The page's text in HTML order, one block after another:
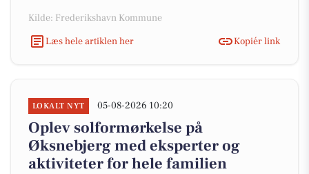
Kilde: Frederikshavn Kommune
Læs hele artiklen her
Kopiér link
LOKALT NYT 05-08-2026 10:20
Oplev solformørkelse på
Øksnebjerg med eksperter og
aktiviteter for hele familien